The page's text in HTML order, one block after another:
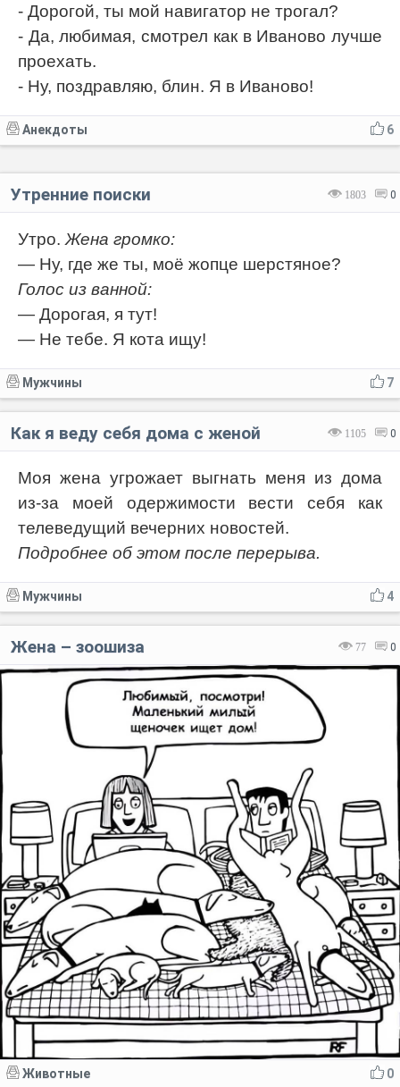
- Дорогой, ты мой навигатор не трогал?
- Да, любимая, смотрел как в Иваново лучше
проехать.
- Ну, поздравляю, блин. Я в Иваново!
6
Анекдоты
1803 0
Утренние поиски
Утро. Жена громко:
— Ну, где же ты, моё жопце шерстяное?
Голос из ванной:
— Дорогая, я тут!
— Не тебе. Я кота ищу!
7
Мужчины
1105 0
Как я веду себя дома с женой
Моя жена угрожает выгнать меня из дома
из-за моей одержимости вести себя как
телеведущий вечерних новостей.
Подробнее об этом после перерыва.
4
Мужчины
77 0
Жена – зоошиза
0
Животные